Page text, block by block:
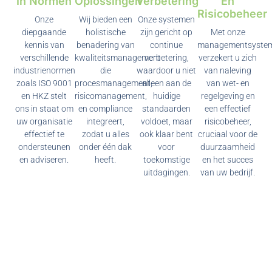
Onze
diepgaande
kennis van
verschillende
industrienormen
zoals ISO 9001
en HKZ stelt
ons in staat om
uw organisatie
effectief te
ondersteunen
en adviseren.
Wij bieden een
holistische
benadering van
kwaliteitsmanagement
die
procesmanagement,
risicomanagement,
en compliance
integreert,
zodat u alles
onder één dak
heeft.
Onze systemen
zijn gericht op
continue
verbetering,
waardoor u niet
alleen aan de
huidige
standaarden
voldoet, maar
ook klaar bent
voor
toekomstige
uitdagingen.
Risicobeheer
Met onze
verzekert u zich
van naleving
van wet- en
regelgeving en
een effectief
risicobeheer,
cruciaal voor de
duurzaamheid
en het succes
van uw bedrijf.